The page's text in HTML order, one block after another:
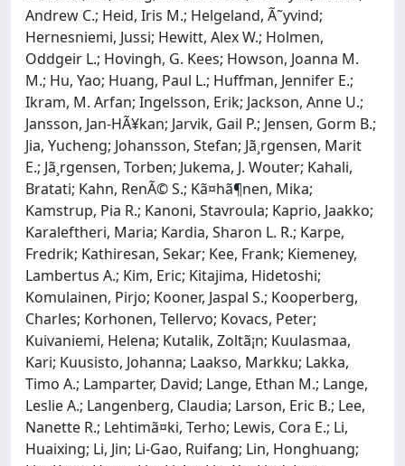
Andrew C.; Heid, Iris M.; Helgeland, Ã˜yvind;
Hernesniemi, Jussi; Hewitt, Alex W.; Holmen,
Oddgeir L.; Hovingh, G. Kees; Howson, Joanna M.
M.; Hu, Yao; Huang, Paul L.; Huffman, Jennifer E.;
Ikram, M. Arfan; Ingelsson, Erik; Jackson, Anne U.;
Jansson, Jan-HÃ¥kan; Jarvik, Gail P.; Jensen, Gorm B.;
Jia, Yucheng; Johansson, Stefan; Jã¸rgensen, Marit
E.; Jã¸rgensen, Torben; Jukema, J. Wouter; Kahali,
Bratati; Kahn, RenÃ© S.; Kã¤hã¶nen, Mika;
Kamstrup, Pia R.; Kanoni, Stavroula; Kaprio, Jaakko;
Karaleftheri, Maria; Kardia, Sharon L. R.; Karpe,
Fredrik; Kathiresan, Sekar; Kee, Frank; Kiemeney,
Lambertus A.; Kim, Eric; Kitajima, Hidetoshi;
Komulainen, Pirjo; Kooner, Jaspal S.; Kooperberg,
Charles; Korhonen, Tellervo; Kovacs, Peter;
Kuivaniemi, Helena; Kutalik, Zoltã¡n; Kuulasmaa,
Kari; Kuusisto, Johanna; Laakso, Markku; Lakka,
Timo A.; Lamparter, David; Lange, Ethan M.; Lange,
Leslie A.; Langenberg, Claudia; Larson, Eric B.; Lee,
Nanette R.; Lehtimã¤ki, Terho; Lewis, Cora E.; Li,
Huaixing; Li, Jin; Li-Gao, Ruifang; Lin, Honghuang;